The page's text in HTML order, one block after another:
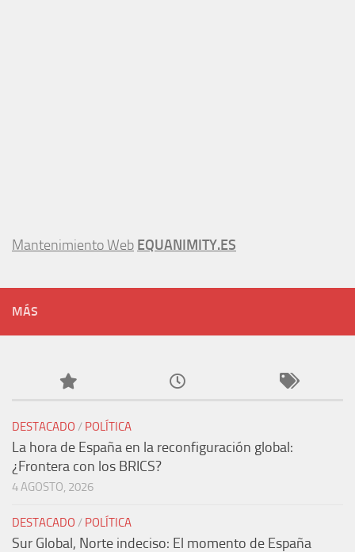
Mantenimiento Web EQUANIMITY.ES
MÁS
DESTACADO / POLÍTICA
La hora de España en la reconfiguración global:
¿Frontera con los BRICS?
4 AGOSTO, 2026
DESTACADO / POLÍTICA
Sur Global, Norte indeciso: El momento de España